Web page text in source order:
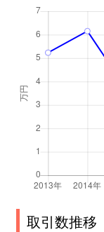
取引数推移